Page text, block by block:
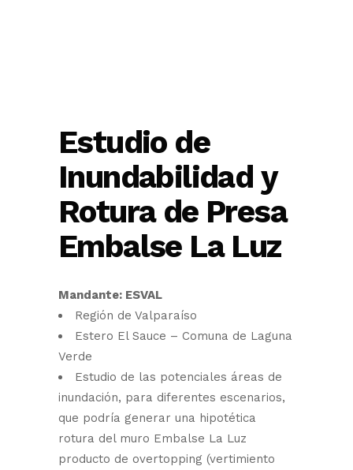
Estudio de
Inundabilidad y
Rotura de Presa
Embalse La Luz
Mandante: ESVAL
Región de Valparaíso
Estero El Sauce – Comuna de Laguna
Verde
Estudio de las potenciales áreas de
inundación, para diferentes escenarios,
que podría generar una hipotética
rotura del muro Embalse La Luz
producto de overtopping (vertimiento